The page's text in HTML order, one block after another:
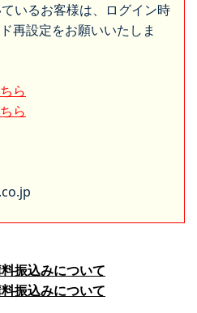
いるお客様は、ログイン時
再設定をお願いいたしま
ら
ら
振込みについて
振込みについて